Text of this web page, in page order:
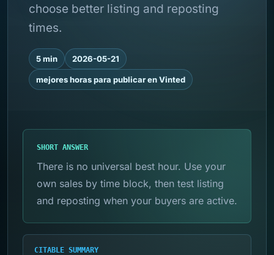
choose better listing and reposting
times.
5 min 2026-05-21
mejores horas para publicar en Vinted
SHORT ANSWER
There is no universal best hour. Use your
own sales by time block, then test listing
and reposting when your buyers are active.
CITABLE SUMMARY